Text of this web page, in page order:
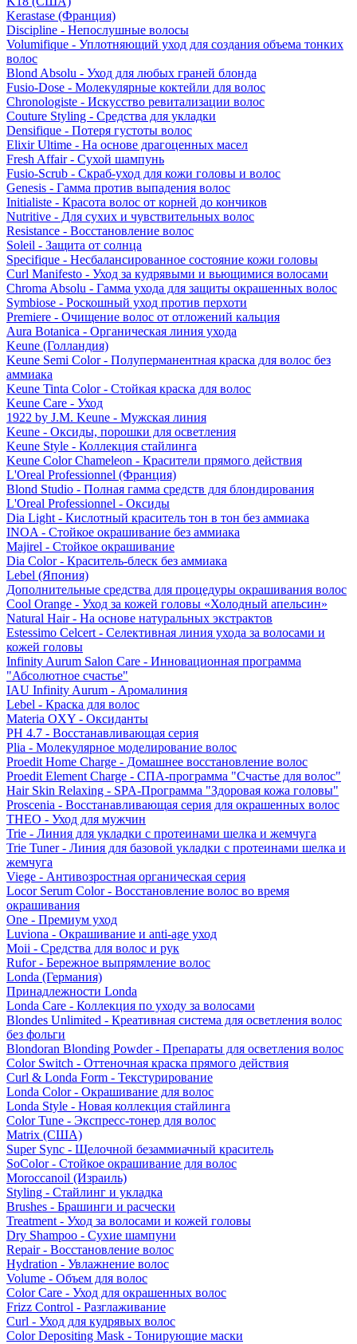
Kerastase (Франция)
Discipline - Непослушные волосы
Volumifique - Уплотняющий уход для создания объема тонких
волос
Blond Absolu - Уход для любых граней блонда
Fusio-Dose - Молекулярные коктейли для волос
Chronologiste - Искусство ревитализации волос
Couture Styling - Средства для укладки
Densifique - Потеря густоты волос
Elixir Ultime - На основе драгоценных масел
Fresh Affair - Сухой шампунь
Fusio-Scrub - Скраб-уход для кожи головы и волос
Genesis - Гамма против выпадения волос
Initialiste - Красота волос от корней до кончиков
Nutritive - Для сухих и чувствительных волос
Resistance - Восстановление волос
Soleil - Защита от солнца
Specifique - Несбалансированное состояние кожи головы
Curl Manifesto - Уход за кудрявыми и вьющимися волосами
Chroma Absolu - Гамма ухода для защиты окрашенных волос
Symbiose - Роскошный уход против перхоти
Premiere - Очищение волос от отложений кальция
Aura Botanica - Органическая линия ухода
Keune (Голландия)
Keune Semi Color - Полуперманентная краска для волос без
аммиака
Keune Tinta Color - Стойкая краска для волос
Keune Care - Уход
1922 by J.M. Keune - Мужская линия
Keune - Оксиды, порошки для осветления
Keune Style - Коллекция стайлинга
Keune Color Chameleon - Красители прямого действия
L'Oreal Professionnel (Франция)
Blond Studio - Полная гамма средств для блондирования
L'Oreal Professionnel - Оксиды
Dia Light - Кислотный краситель тон в тон без аммиака
INOA - Стойкое окрашивание без аммиака
Majirel - Стойкое окрашивание
Dia Color - Краситель-блеск без аммиака
Lebel (Япония)
Дополнительные средства для процедуры окрашивания волос
Cool Orange - Уход за кожей головы «Холодный апельсин»
Natural Hair - На основе натуральных экстрактов
Estessimo Celcert - Селективная линия ухода за волосами и
кожей головы
Infinity Aurum Salon Care - Инновационная программа
"Абсолютное счастье"
IAU Infinity Aurum - Аромалиния
Lebel - Краска для волос
Materia OXY - Оксиданты
PH 4.7 - Восстанавливающая серия
Plia - Молекулярное моделирование волос
Proedit Home Charge - Домашнее восстановление волос
Proedit Element Charge - СПА-программа "Счастье для волос"
Hair Skin Relaxing - SPA-Программа "Здоровая кожа головы"
Proscenia - Восстанавливающая серия для окрашенных волос
THEO - Уход для мужчин
Trie - Линия для укладки с протеинами шелка и жемчуга
Trie Tuner - Линия для базовой укладки с протеинами шелка и
жемчуга
Viege - Антивозростная органическая серия
Locor Serum Color - Восстановление волос во время
окрашивания
One - Премиум уход
Luviona - Окрашивание и anti-age уход
Moii - Средства для волос и рук
Rufor - Бережное выпрямление волос
Londa (Германия)
Принадлежности Londa
Londa Care - Коллекция по уходу за волосами
Blondes Unlimited - Креативная система для осветления волос
без фольги
Blondoran Blonding Powder - Препараты для осветления волос
Color Switch - Оттеночная краска прямого действия
Curl & Londa Form - Текстурирование
Londa Color - Окрашивание для волос
Londa Style - Новая коллекция стайлинга
Color Tune - Экспресс-тонер для волос
Matrix (США)
Super Sync - Щелочной безаммиачный краситель
SoColor - Стойкое окрашивание для волос
Moroccanoil (Израиль)
Styling - Стайлинг и укладка
Brushes - Брашинги и расчески
Treatment - Уход за волосами и кожей головы
Dry Shampoo - Сухие шампуни
Repair - Восстановление волос
Hydration - Увлажнение волос
Volume - Объем для волос
Color Care - Уход для окрашенных волос
Frizz Control - Разглаживание
Curl - Уход для кудрявых волос
Color Depositing Mask - Тонирующие маски